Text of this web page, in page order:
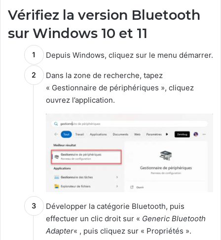
Vérifiez la version Bluetooth
sur Windows 10 et 11
Depuis Windows, cliquez sur le menu démarrer.
Dans la zone de recherche, tapez
« Gestionnaire de périphériques », cliquez
ouvrez l’application.
Développer la catégorie Bluetooth, puis
effectuer un clic droit sur « Generic Bluetooth
Adapter« , puis cliquez sur « Propriétés ».